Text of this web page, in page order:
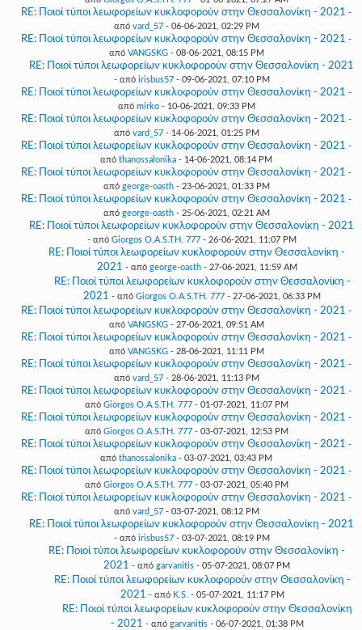
RE: Ποιοί τύποι λεωφορείων κυκλοφορούν στην Θεσσαλονίκη - 2021 -
από vard_57- 06-06-2021, 02:29 PM
RE: Ποιοί τύποι λεωφορείων κυκλοφορούν στην Θεσσαλονίκη - 2021 -
από VANGSKG- 08-06-2021, 08:15 PM
RE: Ποιοί τύποι λεωφορείων κυκλοφορούν στην Θεσσαλονίκη - 2021
- από irisbus57- 09-06-2021, 07:10 PM
RE: Ποιοί τύποι λεωφορείων κυκλοφορούν στην Θεσσαλονίκη - 2021 -
από mirko- 10-06-2021, 09:33 PM
RE: Ποιοί τύποι λεωφορείων κυκλοφορούν στην Θεσσαλονίκη - 2021 -
από vard_57- 14-06-2021, 01:25 PM
RE: Ποιοί τύποι λεωφορείων κυκλοφορούν στην Θεσσαλονίκη - 2021 -
από thanossalonika - 14-06-2021, 08:14 PM
RE: Ποιοί τύποι λεωφορείων κυκλοφορούν στην Θεσσαλονίκη - 2021 -
από george-oasth- 23-06-2021, 01:33 PM
RE: Ποιοί τύποι λεωφορείων κυκλοφορούν στην Θεσσαλονίκη - 2021 -
από george-oasth- 25-06-2021, 02:21 AM
RE: Ποιοί τύποι λεωφορείων κυκλοφορούν στην Θεσσαλονίκη - 2021
- από Giorgos O.A.S.TH. 777- 26-06-2021, 11:07 PM
RE: Ποιοί τύποι λεωφορείων κυκλοφορούν στην Θεσσαλονίκη -
2021 - από george-oasth- 27-06-2021, 11:59 AM
RE: Ποιοί τύποι λεωφορείων κυκλοφορούν στην Θεσσαλονίκη -
2021 - από Giorgos O.A.S.TH. 777 - 27-06-2021, 06:33 PM
RE: Ποιοί τύποι λεωφορείων κυκλοφορούν στην Θεσσαλονίκη - 2021 -
από VANGSKG- 27-06-2021, 09:51 AM
RE: Ποιοί τύποι λεωφορείων κυκλοφορούν στην Θεσσαλονίκη - 2021 -
από VANGSKG- 28-06-2021, 11:11 PM
RE: Ποιοί τύποι λεωφορείων κυκλοφορούν στην Θεσσαλονίκη - 2021 -
από vard_57- 28-06-2021, 11:13 PM
RE: Ποιοί τύποι λεωφορείων κυκλοφορούν στην Θεσσαλονίκη - 2021 -
από Giorgos O.A.S.TH. 777- 01-07-2021, 11:07 PM
RE: Ποιοί τύποι λεωφορείων κυκλοφορούν στην Θεσσαλονίκη - 2021 -
από Giorgos O.A.S.TH. 777- 03-07-2021, 12:53 PM
RE: Ποιοί τύποι λεωφορείων κυκλοφορούν στην Θεσσαλονίκη - 2021 -
από thanossalonika - 03-07-2021, 03:43 PM
RE: Ποιοί τύποι λεωφορείων κυκλοφορούν στην Θεσσαλονίκη - 2021 -
από Giorgos O.A.S.TH. 777- 03-07-2021, 05:40 PM
RE: Ποιοί τύποι λεωφορείων κυκλοφορούν στην Θεσσαλονίκη - 2021 -
από vard_57- 03-07-2021, 08:12 PM
RE: Ποιοί τύποι λεωφορείων κυκλοφορούν στην Θεσσαλονίκη - 2021
- από irisbus57- 03-07-2021, 08:19 PM
RE: Ποιοί τύποι λεωφορείων κυκλοφορούν στην Θεσσαλονίκη -
2021 - από garvanitis - 05-07-2021, 08:07 PM
RE: Ποιοί τύποι λεωφορείων κυκλοφορούν στην Θεσσαλονίκη -
2021 - από K.S. - 05-07-2021, 11:17 PM
RE: Ποιοί τύποι λεωφορείων κυκλοφορούν στην Θεσσαλονίκη
- 2021 - από garvanitis - 06-07-2021, 01:38 PM